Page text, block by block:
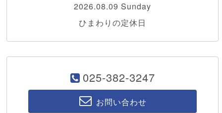
2026.08.09 Sunday
ひまわりの定休日
025-382-3247
お問い合わせ